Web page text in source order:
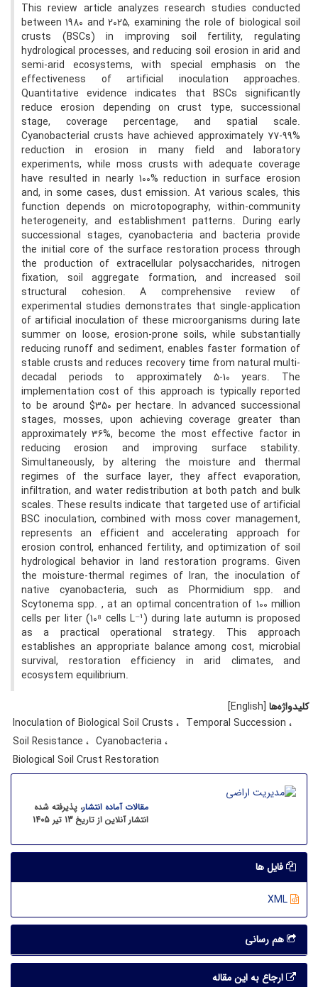
This review article analyzes research studies conducted
between 1980 and 2025, examining the role of biological soil
crusts (BSCs) in improving soil fertility, regulating
hydrological processes, and reducing soil erosion in arid and
semi-arid ecosystems, with special emphasis on the
effectiveness of artificial inoculation approaches.
Quantitative evidence indicates that BSCs significantly
reduce erosion depending on crust type, successional
stage, coverage percentage, and spatial scale.
Cyanobacterial crusts have achieved approximately 77-99%
reduction in erosion in many field and laboratory
experiments, while moss crusts with adequate coverage
have resulted in nearly 100% reduction in surface erosion
and, in some cases, dust emission. At various scales, this
function depends on microtopography, within-community
heterogeneity, and establishment patterns. During early
successional stages, cyanobacteria and bacteria provide
the initial core of the surface restoration process through
the production of extracellular polysaccharides, nitrogen
fixation, soil aggregate formation, and increased soil
structural cohesion. A comprehensive review of
experimental studies demonstrates that single-application
of artificial inoculation of these microorganisms during late
summer on loose, erosion-prone soils, while substantially
reducing runoff and sediment, enables faster formation of
stable crusts and reduces recovery time from natural multi-
decadal periods to approximately 5-10 years. The
implementation cost of this approach is typically reported
to be around $350 per hectare. In advanced successional
stages, mosses, upon achieving coverage greater than
approximately 36%, become the most effective factor in
reducing erosion and improving surface stability.
Simultaneously, by altering the moisture and thermal
regimes of the surface layer, they affect evaporation,
infiltration, and water redistribution at both patch and bulk
scales. These results indicate that targeted use of artificial
BSC inoculation, combined with moss cover management,
represents an efficient and accelerating approach for
erosion control, enhanced fertility, and optimization of soil
hydrological behavior in land restoration programs. Given
the moisture-thermal regimes of Iran, the inoculation of
native cyanobacteria, such as Phormidium spp. and
Scytonema spp. , at an optimal concentration of 100 million
cells per liter (10⁸ cells L⁻¹) during late autumn is proposed
as a practical operational strategy. This approach
establishes an appropriate balance among cost, microbial
survival, restoration efficiency in arid climates, and
ecosystem equilibrium.
کلیدواژه‌ها [English]
Inoculation of Biological Soil Crusts
Temporal Succession
Soil Resistance
Cyanobacteria
Biological Soil Crust Restoration
مقالات آماده انتشار، پذیرفته شده
انتشار آنلاین از تاریخ 13 تیر 1405
فایل ها
هم رسانی
ارجاع به این مقاله